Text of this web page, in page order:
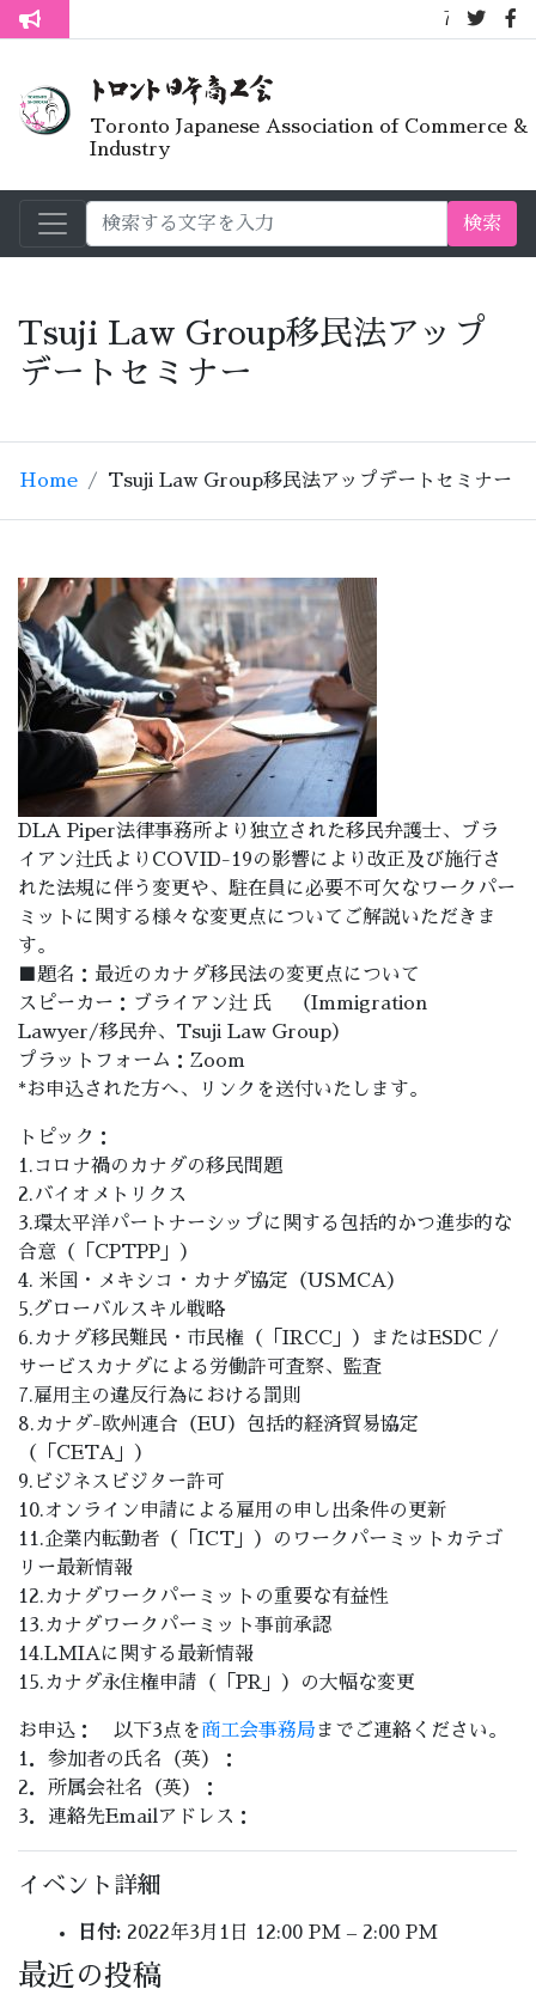
トロント生活不安疑問質問懇談会
7月オープンラ
Toronto Japanese Association of Commerce &
Industry
検索
Tsuji Law Group移民法アップ
デートセミナー
Home Tsuji Law Group移民法アップデートセミナー
DLA Piper法律事務所より独立された移民弁護士、ブラ
イアン辻氏よりCOVID-19の影響により改正及び施行さ
れた法規に伴う変更や、駐在員に必要不可欠なワークパー
ミットに関する様々な変更点についてご解説いただきま
す。
■題名：最近のカナダ移民法の変更点について
スピーカー：ブライアン辻 氏 （Immigration
Lawyer/移民弁、Tsuji Law Group）
プラットフォーム：Zoom
*お申込された方へ、リンクを送付いたします。
トピック：
1.コロナ禍のカナダの移民問題
2.バイオメトリクス
3.環太平洋パートナーシップに関する包括的かつ進歩的な
合意（「CPTPP」）
4. 米国・メキシコ・カナダ協定（USMCA）
5.グローバルスキル戦略
6.カナダ移民難民・市民権（「IRCC」）またはESDC /
サービスカナダによる労働許可査察、監査
7.雇用主の違反行為における罰則
8.カナダ-欧州連合（EU）包括的経済貿易協定
（「CETA」）
9.ビジネスビジター許可
10.オンライン申請による雇用の申し出条件の更新
11.企業内転勤者（「ICT」）のワークパーミットカテゴ
リー最新情報
12.カナダワークパーミットの重要な有益性
13.カナダワークパーミット事前承認
14.LMIAに関する最新情報
15.カナダ永住権申請（「PR」）の大幅な変更
お申込： 以下3点を商工会事務局までご連絡ください。
1．参加者の氏名（英）：
2．所属会社名（英）：
3．連絡先Emailアドレス：
イベント詳細
日付: 2022年3月1日 12:00 PM – 2:00 PM
最近の投稿